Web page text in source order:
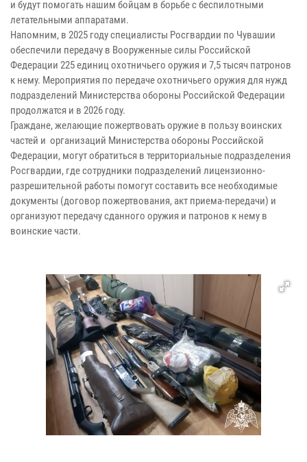
и будут помогать нашим бойцам в борьбе с беспилотными
летательными аппаратами.
Напомним, в 2025 году специалисты Росгвардии по Чувашии
обеспечили передачу в Вооруженные силы Российской
Федерации 225 единиц охотничьего оружия и 7,5 тысяч патронов
к нему. Мероприятия по передаче охотничьего оружия для нужд
подразделений Министерства обороны Российской Федерации
продолжатся и в 2026 году.
Граждане, желающие пожертвовать оружие в пользу воинских
частей и организаций Министерства обороны Российской
Федерации, могут обратиться в территориальные подразделения
Росгвардии, где сотрудники подразделений лицензионно-
разрешительной работы помогут составить все необходимые
документы (договор пожертвования, акт приема-передачи) и
организуют передачу сданного оружия и патронов к нему в
воинские части.